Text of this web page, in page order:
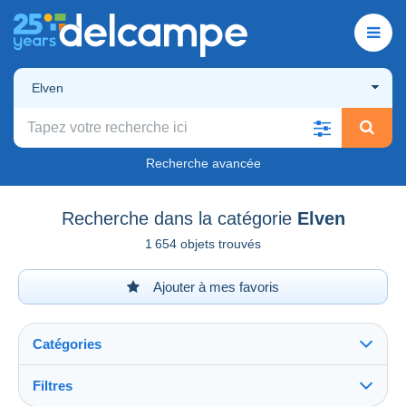
Elven
Recherche avancée
Recherche dans la catégorie Elven
1 654 objets trouvés
Ajouter à mes favoris
Catégories
Filtres